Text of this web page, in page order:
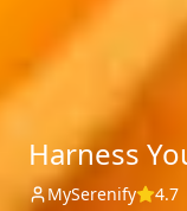
Harness
MySerenify 4.7